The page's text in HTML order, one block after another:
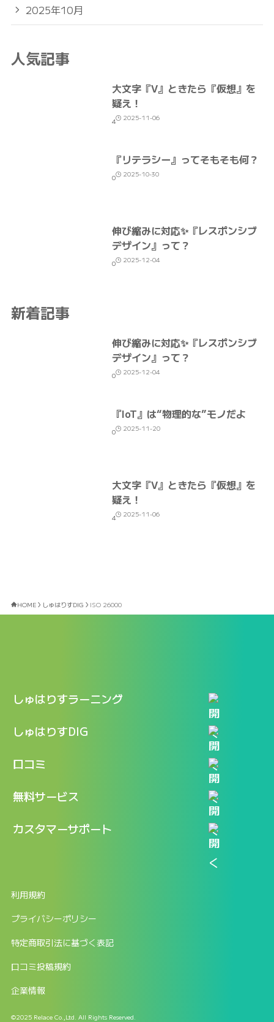
2025年10月
人気記事
大文字『V』ときたら『仮想』を
疑え！
4 2025-11-06
『リテラシー』ってそもそも何？
0 2025-10-30
伸び縮みに対応✨『レスポンシブ
デザイン』って？
0 2025-12-04
新着記事
伸び縮みに対応✨『レスポンシブ
デザイン』って？
0 2025-12-04
『IoT』は“物理的な”モノだよ
0 2025-11-20
大文字『V』ときたら『仮想』を
疑え！
4 2025-11-06
HOME しゅはりすDIG ISO 26000
しゅはりすラーニング
特長
料金
新着情報
ログイン
しゅはりすDIG
記事一覧
口コミ
口コミ一覧
無料サービス
LINEで『Iパス ならし学習』
カスタマーサポート
返金申請フォーム
利用規約
プライバシーポリシー
特定商取引法に基づく表記
口コミ投稿規約
企業情報
©2025 Relace Co.,Ltd. All Rights Reserved.